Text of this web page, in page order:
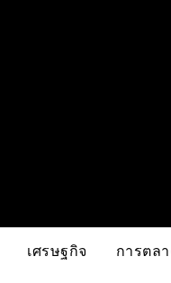
เศรษฐกิจ การตล